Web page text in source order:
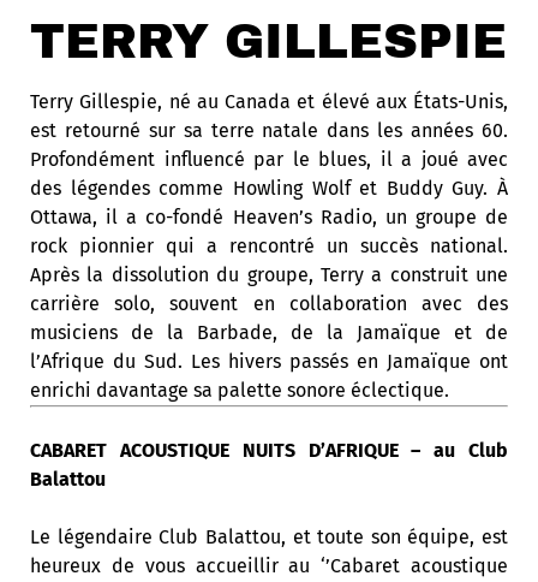
TERRY GILLESPIE
Terry Gillespie, né au Canada et élevé aux États-Unis,
est retourné sur sa terre natale dans les années 60.
Profondément influencé par le blues, il a joué avec
des légendes comme Howling Wolf et Buddy Guy. À
Ottawa, il a co-fondé Heaven’s Radio, un groupe de
rock pionnier qui a rencontré un succès national.
Après la dissolution du groupe, Terry a construit une
carrière solo, souvent en collaboration avec des
musiciens de la Barbade, de la Jamaïque et de
l’Afrique du Sud. Les hivers passés en Jamaïque ont
enrichi davantage sa palette sonore éclectique.
CABARET ACOUSTIQUE NUITS D’AFRIQUE – au Club
Balattou
Le légendaire Club Balattou, et toute son équipe, est
heureux de vous accueillir au ‘’Cabaret acoustique